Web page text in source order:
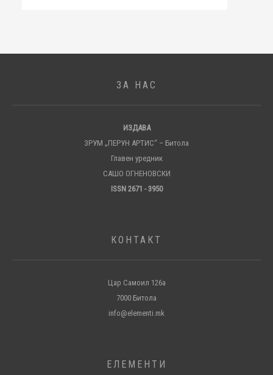
ЗА НАС
ИЗДАВА
ЗРУМ „ПЕРУН АРТИС“ – Битола
Главен уредник
САШО ОГНЕНОВСКИ
ISSN 2671 - 3950
КОНТАКТ
Цар Самоил 126а
7000 Битола
info@elementi.mk
ЕЛЕМЕНТИ